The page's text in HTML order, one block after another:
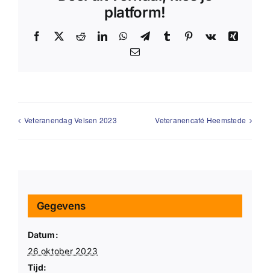
platform!
Facebook
X RedditLinkedInWhatsApp
TelegramTumblr Pinterest
Vk
Xing
E-
Veteranendag Velsen 2023 Veteranencafé Heemstede
Gegevens
Datum:
26 oktober 2023
Tijd: